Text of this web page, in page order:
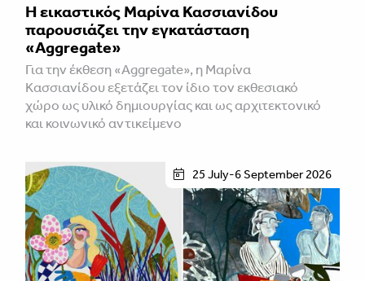
Η εικαστικός Μαρίνα Κασσιανίδου
παρουσιάζει την εγκατάσταση
«Aggregate»
Για την έκθεση «Aggregate», η Μαρίνα
Κασσιανίδου εξετάζει τον ίδιο τον εκθεσιακό
χώρο ως υλικό δημιουργίας και ως αρχιτεκτονικό
και κοινωνικό αντικείμενο
25 July-6 September 2026